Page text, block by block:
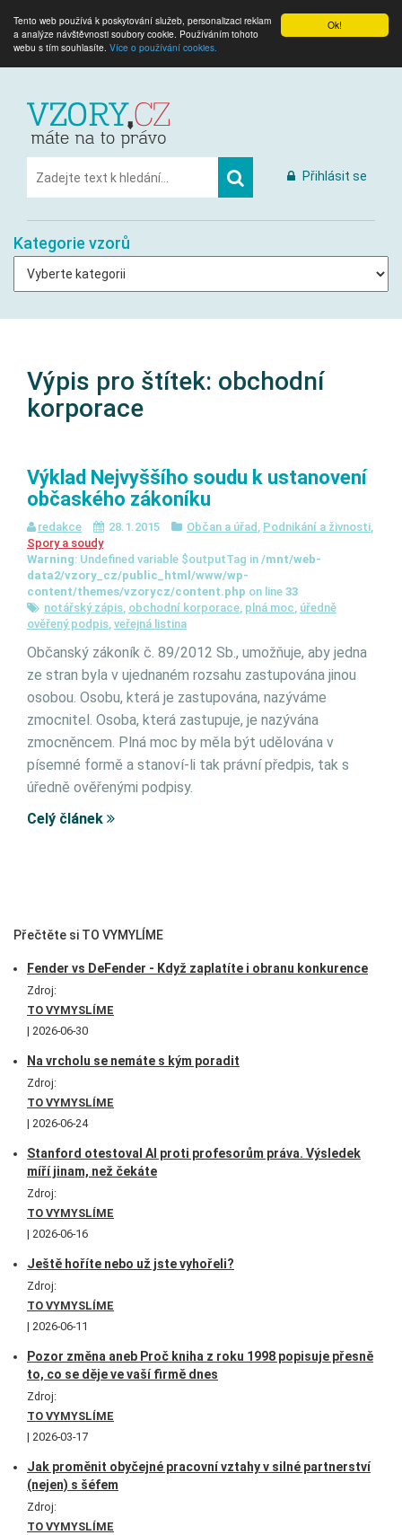
Ok!
Tento web používá k poskytování služeb, personalizaci reklam
a analýze návštěvnosti soubory cookie. Používáním tohoto
webu s tím souhlasíte. Více o používání cookies.
Přihlásit se
Kategorie vzorů
Výpis pro štítek: obchodní
korporace
Výklad Nejvyššího soudu k ustanovení
občaského zákoníku
redakce 28.1.2015 Občan a úřad , Podnikání a živnosti,
Spory a soudy
Warning: Undefined variable $outputTag in /mnt/web-
data2/vzory_cz/public_html/www/wp-
content/themes/vzorycz/content.php on line 33
notářský zápis, obchodní korporace, plná moc, úředně
ověřený podpis, veřejná listina
Občanský zákoník č. 89/2012 Sb., umožňuje, aby jedna
ze stran byla v ujednaném rozsahu zastupována jinou
osobou. Osobu, která je zastupována, nazýváme
zmocnitel. Osoba, která zastupuje, je nazývána
zmocněncem. Plná moc by měla být udělována v
písemné formě a stanoví-li tak právní předpis, tak s
úředně ověřenými podpisy.
Celý článek
Přečtěte si TO VYMYLÍME
Fender vs DeFender - Když zaplatíte i obranu konkurence
Zdroj:
TO VYMYSLÍME
2026-06-30
Na vrcholu se nemáte s kým poradit
Zdroj:
TO VYMYSLÍME
2026-06-24
Stanford otestoval AI proti profesorům práva. Výsledek
míří jinam, než čekáte
Zdroj:
TO VYMYSLÍME
2026-06-16
Ještě hoříte nebo už jste vyhořeli?
Zdroj:
TO VYMYSLÍME
2026-06-11
Pozor změna aneb Proč kniha z roku 1998 popisuje přesně
to, co se děje ve vaší firmě dnes
Zdroj:
TO VYMYSLÍME
2026-03-17
Jak proměnit obyčejné pracovní vztahy v silné partnerství
(nejen) s šéfem
Zdroj:
TO VYMYSLÍME